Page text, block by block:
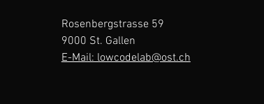
Rosenbergstrasse 59
9000 St. Gallen
E-Mail: lowcodelab@ost.ch